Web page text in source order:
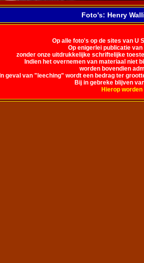
Foto's: Henry
Op alle foto's op de sites van U
Op enigerlei publicatie
zonder onze uitdrukkelijke schriftelijke
Indien het overnemen van materiaal niet
worden bovendien
In geval van "leeching" wordt een bedrag ter
Bij in gebreke blijven
Hierop